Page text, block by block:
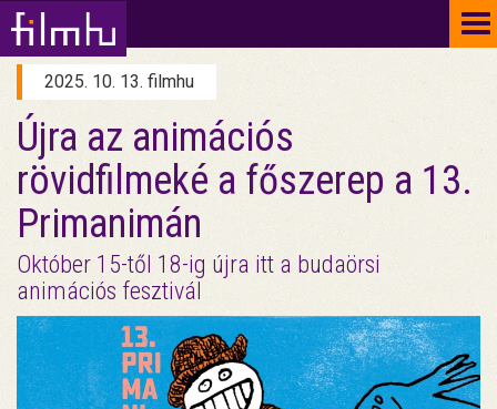
2025. 10. 13. filmhu
Újra az animációs
rövidfilmeké a főszerep a 13.
Primanimán
Október 15-től 18-ig újra itt a budaörsi
animációs fesztivál